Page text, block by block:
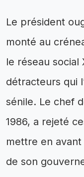
Le président
monté au
le réseau
détracteurs qui
sénile. Le chef
1986, a rejeté
mettre en
de son